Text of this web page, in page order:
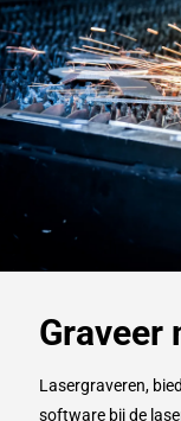
Graveer
Lasergraveren,
software bij de